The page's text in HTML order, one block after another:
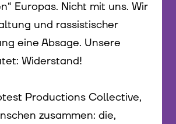
Europas. Nicht mit uns. Wir
und rassistischer
eine Absage. Unsere
Widerstand!
Productions Collective,
zusammen: die,